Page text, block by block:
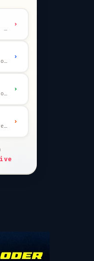
32 Teams · leere Karte · km-Wertung
›
32 Teams · 7 Runden · Scout-Kommentar
›
7 Fragen · welche Position bist du?
›
JJ-Chart · Steal oder Overpay?
›